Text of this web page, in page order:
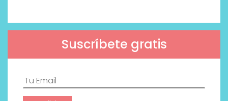
Suscríbete gratis